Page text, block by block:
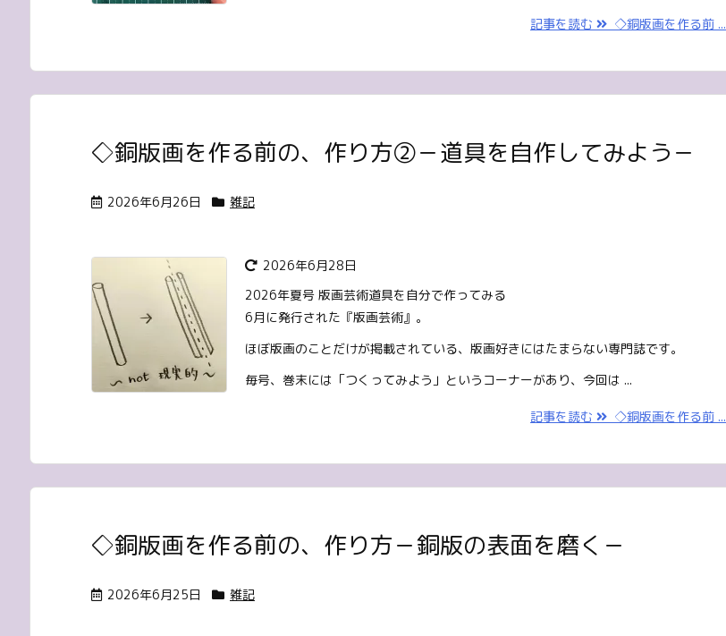
記事を読む ◇銅版画を作る前 ...
◇銅版画を作る前の、作り方②－道具を自作してみよう－
2026年6月26日 雑記
2026年6月28日
2026年夏号 版画芸術道具を自分で作ってみる
6月に発行された『版画芸術』。
ほぼ版画のことだけが掲載されている、版画好きにはたまらない専門誌です。
毎号、巻末には「つくってみよう」というコーナーがあり、今回は ...
記事を読む ◇銅版画を作る前 ...
◇銅版画を作る前の、作り方－銅版の表面を磨く－
2026年6月25日 雑記